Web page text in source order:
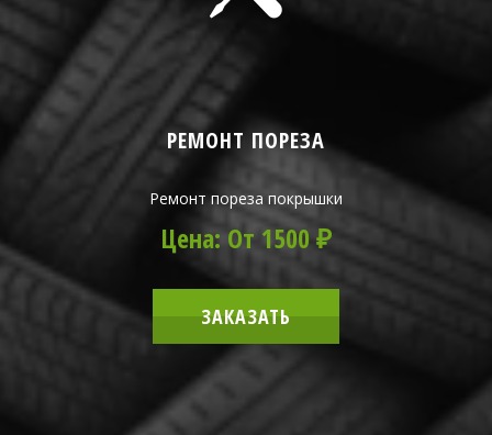
РЕМОНТ ПОРЕЗА
Ремонт пореза покрышки
Цена: От 1500 ₽
ЗАКАЗАТЬ